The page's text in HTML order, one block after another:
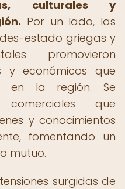
culturales y
Por un lado, las
estado griegas y
promovieron
y económicos que
en la región. Se
que
y conocimientos
fomentando un
mutuo.
surgidas de